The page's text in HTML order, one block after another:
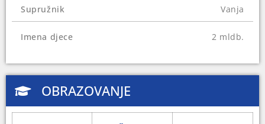
On i njegova supruga Vanja su u posljednjih 15
godina bili suvlasnici šest firmi, ali su svoje udjele
Vijeću ministara BiH, Amidžić formalno nije
vlasnik nijedne firme.
Supružnik Vanja
Imena djece 2 mldb.
OBRAZOVANJE